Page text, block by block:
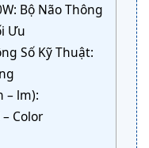
Bộ Não Thông
Ưu
Số Kỹ Thuật:
– lm):
Color